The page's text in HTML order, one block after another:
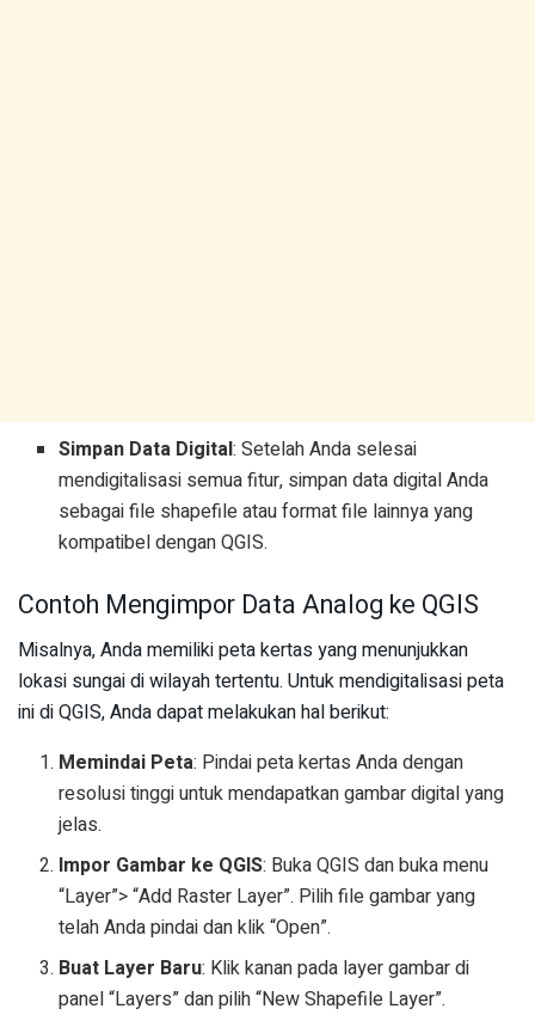
Simpan Data Digital: Setelah Anda selesai
mendigitalisasi semua fitur, simpan data digital Anda
sebagai file shapefile atau format file lainnya yang
kompatibel dengan QGIS.
Contoh Mengimpor Data Analog ke QGIS
Misalnya, Anda memiliki peta kertas yang menunjukkan
lokasi sungai di wilayah tertentu. Untuk mendigitalisasi peta
ini di QGIS, Anda dapat melakukan hal berikut:
Memindai Peta: Pindai peta kertas Anda dengan
resolusi tinggi untuk mendapatkan gambar digital yang
jelas.
Impor Gambar ke QGIS: Buka QGIS dan buka menu
“Layer”> “Add Raster Layer”. Pilih file gambar yang
telah Anda pindai dan klik “Open”.
Buat Layer Baru: Klik kanan pada layer gambar di
panel “Layers” dan pilih “New Shapefile Layer”.